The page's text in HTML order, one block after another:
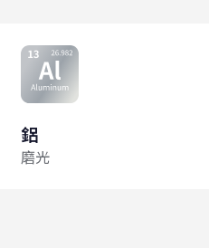
鋁
磨光